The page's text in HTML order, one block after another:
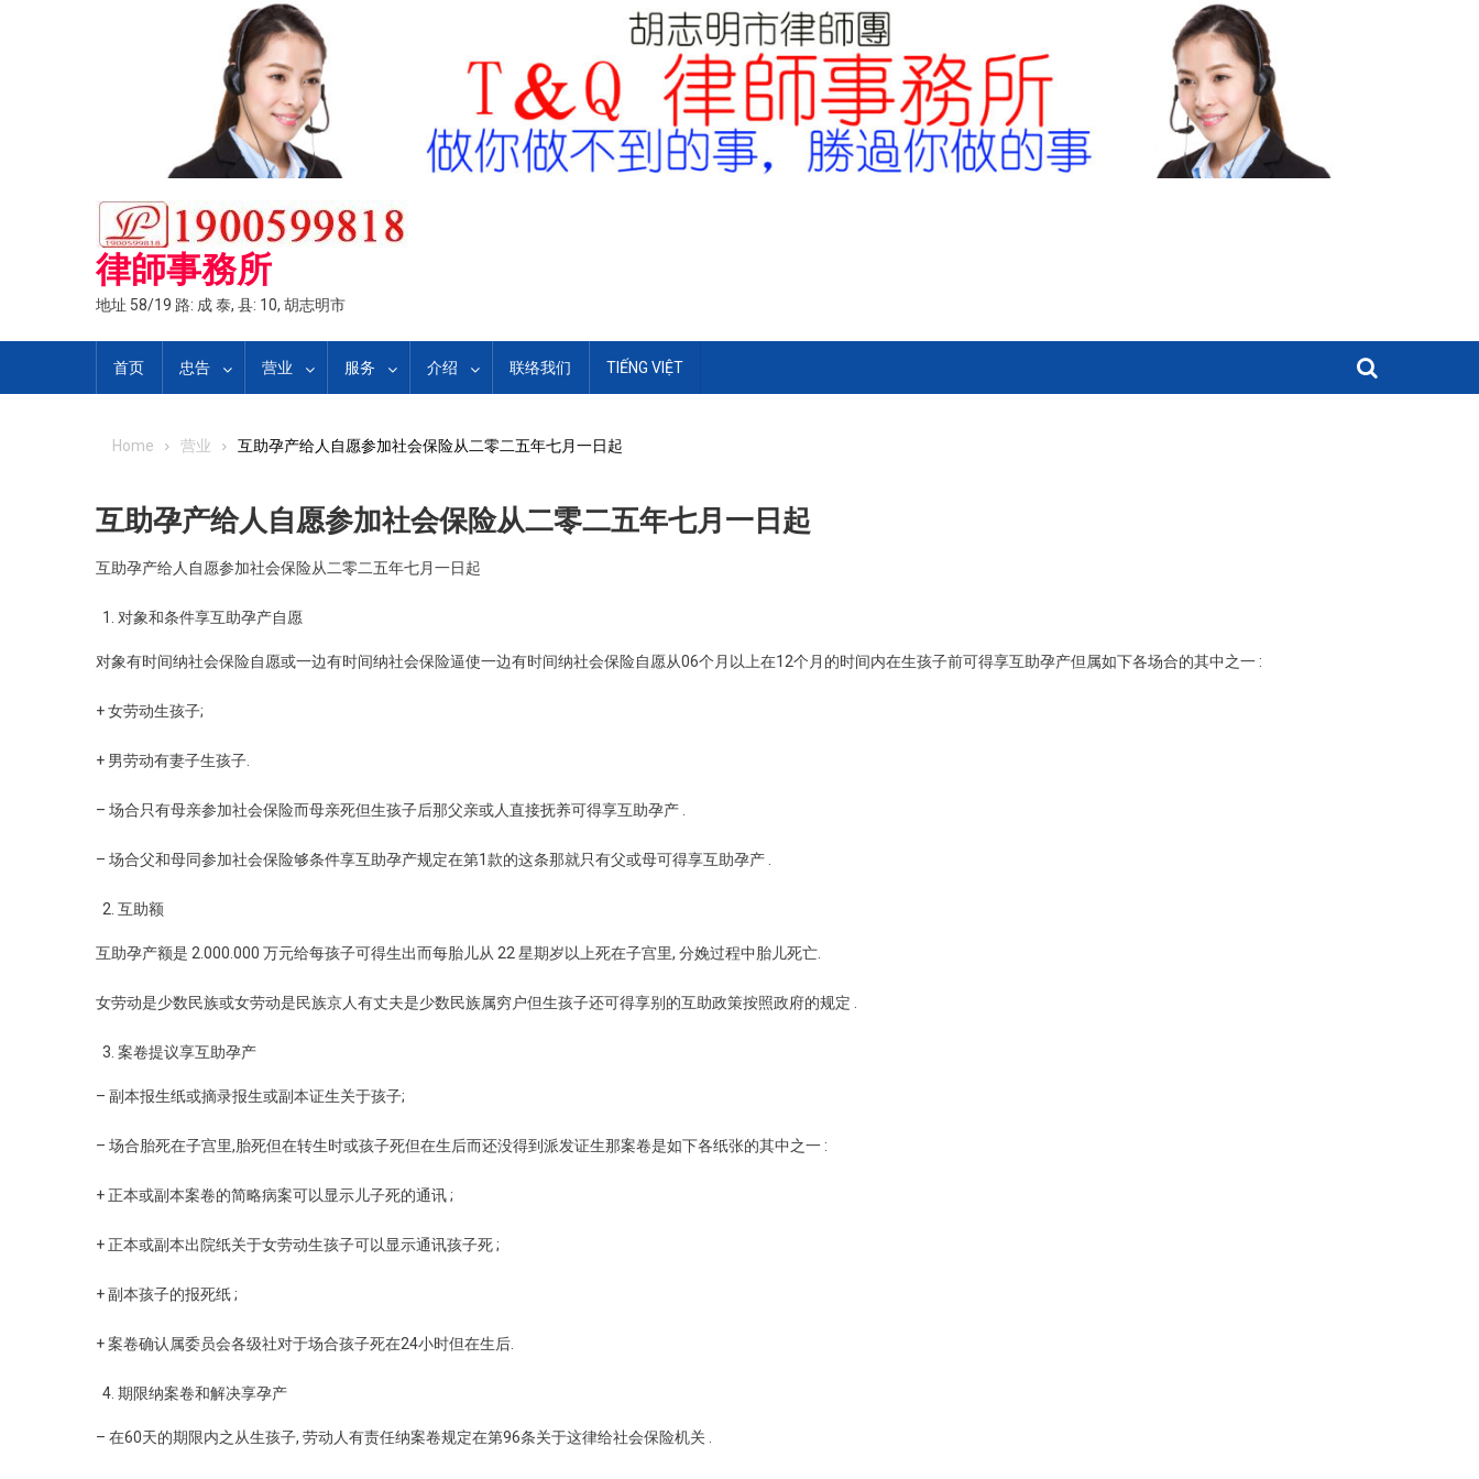
律師事務所
地址 58/19 路: 成 泰, 县: 10, 胡志明市
首页 忠告 营业 服务 介绍 联络我们 TIẾNG VIỆT
Home 营业 互助孕产给人自愿参加社会保险从二零二五年七月一日起
互助孕产给人自愿参加社会保险从二零二五年七月一日起
互助孕产给人自愿参加社会保险从二零二五年七月一日起
对象和条件享互助孕产自愿
对象有时间纳社会保险自愿或一边有时间纳社会保险逼使一边有时间纳社会保险自愿从06个月以上在12个月的时间内在生孩子前可得享互助孕产但属如下各场合的其中之一 :
+ 女劳动生孩子;
+ 男劳动有妻子生孩子.
– 场合只有母亲参加社会保险而母亲死但生孩子后那父亲或人直接抚养可得享互助孕产 .
– 场合父和母同参加社会保险够条件享互助孕产规定在第1款的这条那就只有父或母可得享互助孕产 .
互助额
互助孕产额是 2.000.000 万元给每孩子可得生出而每胎儿从 22 星期岁以上死在子宫里, 分娩过程中胎儿死亡.
女劳动是少数民族或女劳动是民族京人有丈夫是少数民族属穷户但生孩子还可得享别的互助政策按照政府的规定 .
案卷提议享互助孕产
– 副本报生纸或摘录报生或副本证生关于孩子;
– 场合胎死在子宫里,胎死但在转生时或孩子死但在生后而还没得到派发证生那案卷是如下各纸张的其中之一 :
+ 正本或副本案卷的简略病案可以显示儿子死的通讯 ;
+ 正本或副本出院纸关于女劳动生孩子可以显示通讯孩子死 ;
+ 副本孩子的报死纸 ;
+ 案卷确认属委员会各级社对于场合孩子死在24小时但在生后.
期限纳案卷和解决享孕产
– 在60天的期限内之从生孩子, 劳动人有责任纳案卷规定在第96条关于这律给社会保险机关 .